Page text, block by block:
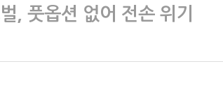
, 풋옵션 없어 전손 위기